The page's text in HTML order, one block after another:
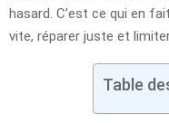
hasard. C’est ce qui en
vite, réparer juste et
Table